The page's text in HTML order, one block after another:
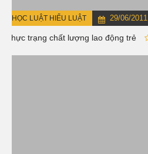
HỌC LUẬT HIỂU LUẬT 29/06/2011
Thực trạng chất lượng lao động trẻ